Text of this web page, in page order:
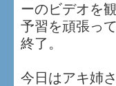
ーのビデオを
予習を頑張っ
終了。
今日はアキ姉